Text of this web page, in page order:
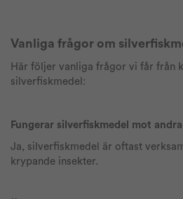
Vanliga frågor om
Här följer vanliga frågor vi får från
silverfiskmedel:
Fungerar silverfiskmedel mot
Ja, silverfiskmedel är oftast
krypande insekter.